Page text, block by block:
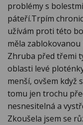
problémy s
páteří.Trpím
užívám proti této
měla
Zhruba před třemi
oblasti levé
menší, ovšem když
tomu jen trochu
nesnesitelná a
Zkoušela jsem se